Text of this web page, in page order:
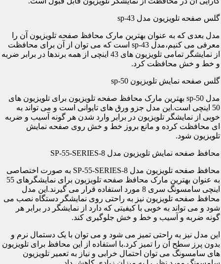
گلس صفحه تلویزیون مدل sp-43
مدل بعدی که به عنوان بهترین مارک محافظ صفحه تلویزیون آن را
معرفی می کنیم،مدل sp-43 است که می توان از آن برای محافظت
از نمایشگر تمامی تلویزیون های 43 اینچی از همه برندها در برابر ضربه
و خط و خش محافظت کرد.
گلس صفحه نمایش تلویزیون sp-50
مدل sp-50 بهترین مارک محافظ صفحه تلویزیون برای تلویزیون های
50 اینچی است.این مدل جزو ورق های تایوانی است و می تواند به
خوبی از نمایشگر تلویزیون در برابر وارد شدن هر گونه آسیب و ضربه
ای محافظت کرده و مانع بروز خط و خش روی صفحه نمایش
تلویزیون شود.
محافظ صفحه نمایش تلویزیون مدل SP-55-SERIES-8
محافظ صفحه تلویزیون مدل SP-55-SERIES-8 به صورت اختصاصی
به عنوان بهترین مارک محافظ صفحه تلویزیون برای نمایشگرهای 55
اینچی سامسونگ سری 8 مورد استفاده قرار می گیرند.این مدل
محافظ صفحه تلویزیون نیز به راحتی روی نمایشگر دستگاه نصب می
شود و می تواند به خوبی با کیفیتی که دارد از نمایشگر در برابر هر
گونه ضربه و آسیب و خط و خش جلوگیری کند.
این مدل نیز به راحتی تمیز می شود و می توان با یک دستمال نرم و
بدون پرز سطح آن را تمیز کرد.با استفاده از این محافظ برای تلویزیون
های سامسونگ می توان احتمال خرابی و نیاز به تعمیر تلویزیون